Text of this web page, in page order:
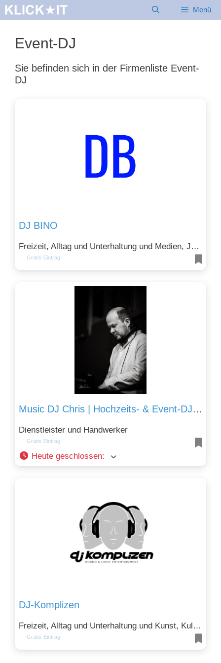
Zum
Inhalt
Menü
Event-DJ
Sie befinden sich in der Firmenliste Event-
DJ
DJ BINO
Freizeit, Alltag und Unterhaltung und Medien, Journalismus, Popkultur
Gratis-Eintrag
Music DJ Chris | Hochzeits- & Event-DJ | Christian Döring
Dienstleister und Handwerker
Gratis-Eintrag
Heute geschlossen:
DJ-Komplizen
Freizeit, Alltag und Unterhaltung und Kunst, Kultur, Design
Gratis-Eintrag